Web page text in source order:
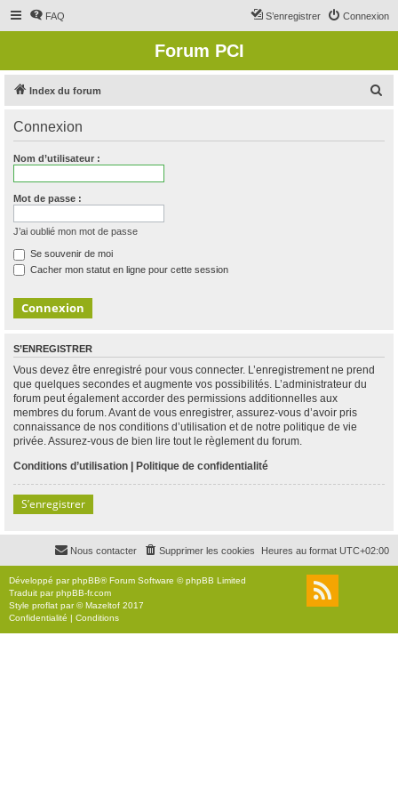
FAQ Connexion
S’enregistrer
Forum PCI
Index du forum
Connexion
Nom d’utilisateur :
Mot de passe :
J’ai oublié mon mot de passe
Se souvenir de moi
Cacher mon statut en ligne pour cette session
S’ENREGISTRER
Vous devez être enregistré pour vous connecter. L’enregistrement ne prend
que quelques secondes et augmente vos possibilités. L’administrateur du
forum peut également accorder des permissions additionnelles aux
membres du forum. Avant de vous enregistrer, assurez-vous d’avoir pris
connaissance de nos conditions d’utilisation et de notre politique de vie
privée. Assurez-vous de bien lire tout le règlement du forum.
Conditions d’utilisation | Politique de confidentialité
S’enregistrer
Heures au format UTC+02:00
Supprimer les cookies
Nous contacter
Développé parphpBB® Forum Software © phpBB Limited
Traduit parphpBB-fr.com
Style proflat par ©Mazeltof 2017
Confidentialité | Conditions